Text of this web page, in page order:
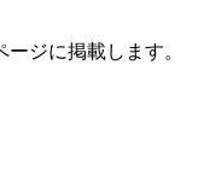
ジに掲載します。